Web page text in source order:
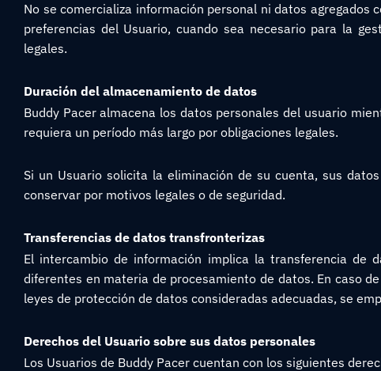
No se comercializa información personal ni datos
preferencias del Usuario, cuando sea necesario para la
legales.
Duración del almacenamiento de datos
Buddy Pacer almacena los datos personales del usuario
requiera un período más largo por obligaciones legales.
Si un Usuario solicita la eliminación de su cuenta, sus
conservar por motivos legales o de seguridad.
Transferencias de datos transfronterizas
El intercambio de información implica la transferencia de
diferentes en materia de procesamiento de datos. En caso
leyes de protección de datos consideradas adecuadas, se
Derechos del Usuario sobre sus datos personales
Los Usuarios de Buddy Pacer cuentan con los siguientes